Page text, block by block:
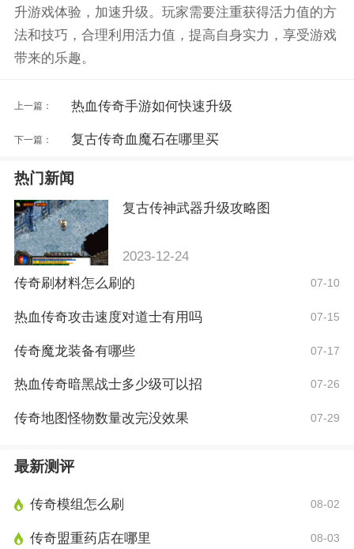
升游戏体验，加速升级。玩家需要注重获得活力值的方
法和技巧，合理利用活力值，提高自身实力，享受游戏
带来的乐趣。
上一篇： 热血传奇手游如何快速升级
下一篇： 复古传奇血魔石在哪里买
热门新闻
复古传神武器升级攻略图
2023-12-24
传奇刷材料怎么刷的
07-10
热血传奇攻击速度对道士有用吗 07-15
传奇魔龙装备有哪些 07-17
热血传奇暗黑战士多少级可以招 07-26
传奇地图怪物数量改完没效果 07-29
最新测评
传奇模组怎么刷 08-02
传奇盟重药店在哪里 08-03